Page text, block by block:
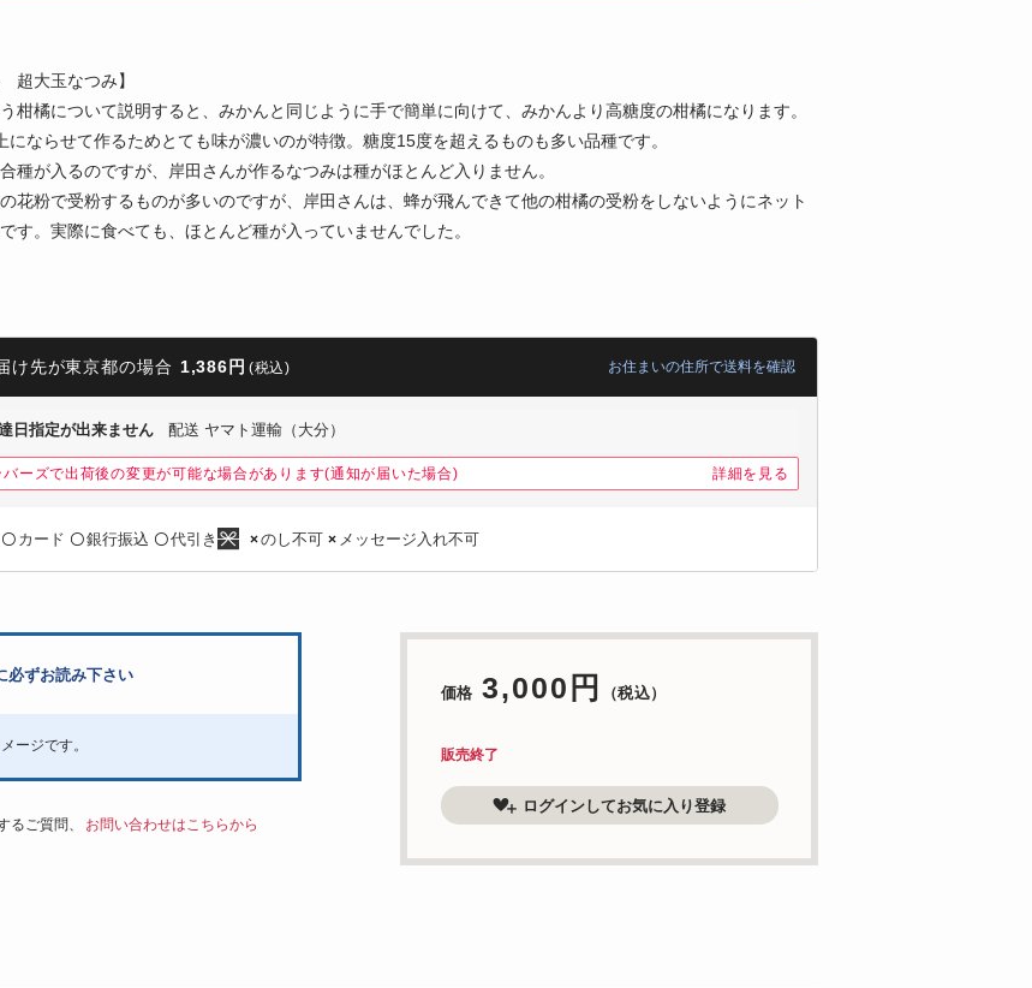
超大玉なつみ】
う柑橘について説明すると、みかんと同じように手で簡単に向けて、みかんより高糖度の柑橘になります。
にならせて作るためとても味が濃いのが特徴。糖度15度を超えるものも多い品種です。
種が入るのですが、岸田さんが作るなつみは種がほとんど入りません。
花粉で受粉するものが多いのですが、岸田さんは、蜂が飛んできて他の柑橘の受粉をしないようにネット
す。実際に食べても、ほとんど種が入っていませんでした。
け先が東京都の場合 1,386円 (税込) お住まいの住所で送料を確認
日指定が出来ません 配送 ヤマト運輸（大分）
バーズで出荷後の変更が可能な場合があります(通知が届いた場合) 詳細を見る
〇 カード 〇銀行振込 〇代引き ×のし不可 × メッセージ入れ不可
価格 3,000円 （税込）
販売終了
ログインしてお気に入り登録
必ずお読み下さい
ージです。
るご質問、 お問い合わせはこちらから